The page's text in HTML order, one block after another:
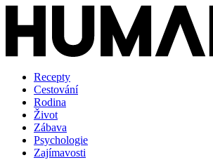
Recepty
Cestování
Rodina
Život
Zábava
Psychologie
Zajímavosti